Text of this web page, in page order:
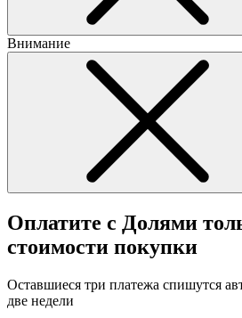
Внимание
Оплатите с Долями
стоимости покупки
Оставшиеся три платежа спишутся
две недели